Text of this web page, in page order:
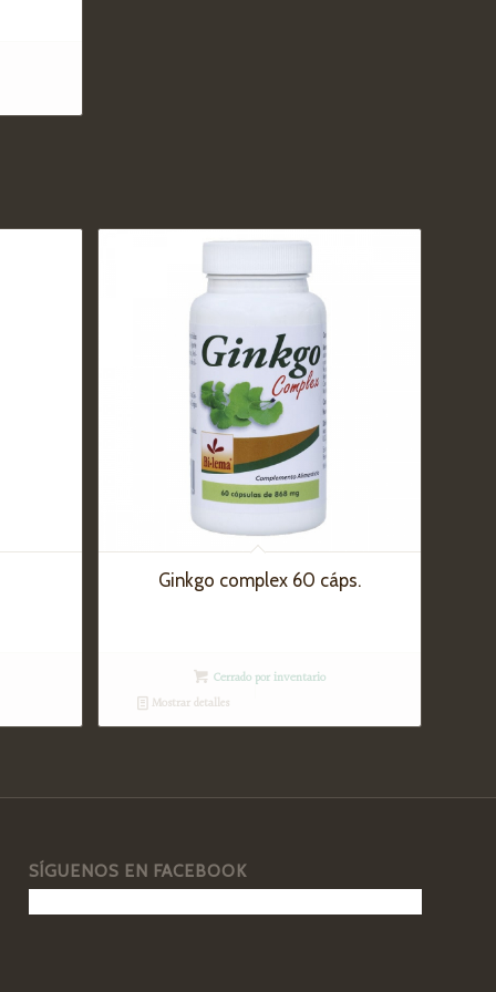
Ginkgo complex 60 cáps.
Cerrado por inventario
Mostrar detalles
SÍGUENOS EN FACEBOOK